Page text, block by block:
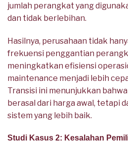
jumlah perangkat yang
dan tidak berlebihan.
Hasilnya, perusahaan tidak
frekuensi penggantian
meningkatkan efisiensi
maintenance menjadi lebih
Transisi ini menunjukkan
berasal dari harga awal, tetapi
sistem yang lebih baik.
Studi Kasus 2: Kesalahan